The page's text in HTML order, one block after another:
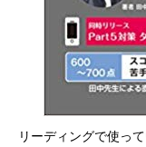
リーディングで使っ